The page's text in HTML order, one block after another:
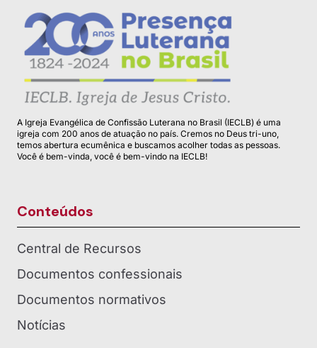
A Igreja Evangélica de Confissão Luterana no Brasil (IECLB) é uma
igreja com 200 anos de atuação no país. Cremos no Deus tri-uno,
temos abertura ecumênica e buscamos acolher todas as pessoas.
Você é bem-vinda, você é bem-vindo na IECLB!
Conteúdos
Central de Recursos
Documentos confessionais
Documentos normativos
Notícias